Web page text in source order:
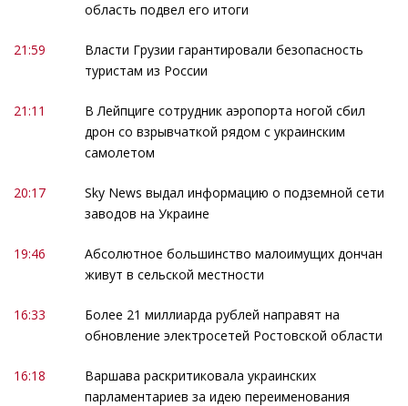
область подвел его итоги
21:59
Власти Грузии гарантировали безопасность
туристам из России
21:11
В Лейпциге сотрудник аэропорта ногой сбил
дрон со взрывчаткой рядом с украинским
самолетом
20:17
Sky News выдал информацию о подземной сети
заводов на Украине
19:46
Абсолютное большинство малоимущих дончан
живут в сельской местности
16:33
Более 21 миллиарда рублей направят на
обновление электросетей Ростовской области
16:18
Варшава раскритиковала украинских
парламентариев за идею переименования